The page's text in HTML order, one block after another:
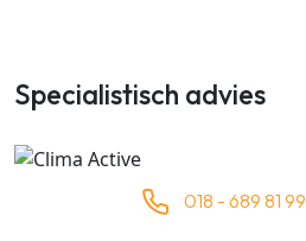
Specialistisch advies
018 - 689 81 99